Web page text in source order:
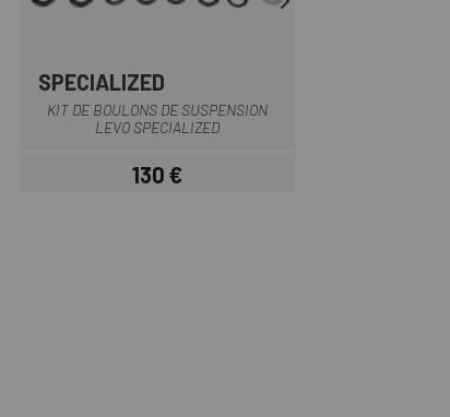
Noir
SPECIALIZED
KIT DE BOULONS DE SUSPENSION
LEVO SPECIALIZED
Prix
130 €